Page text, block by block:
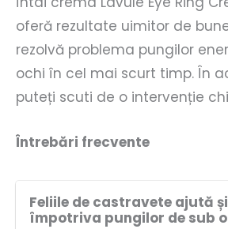
oferă rezultate uimitor de
rezolvă problema pungilor
ochi în cel mai scurt timp. În
puteți scuti de o intervenție
Întrebări frecvente
Feliile de castravete ajută
împotriva pungilor de sub